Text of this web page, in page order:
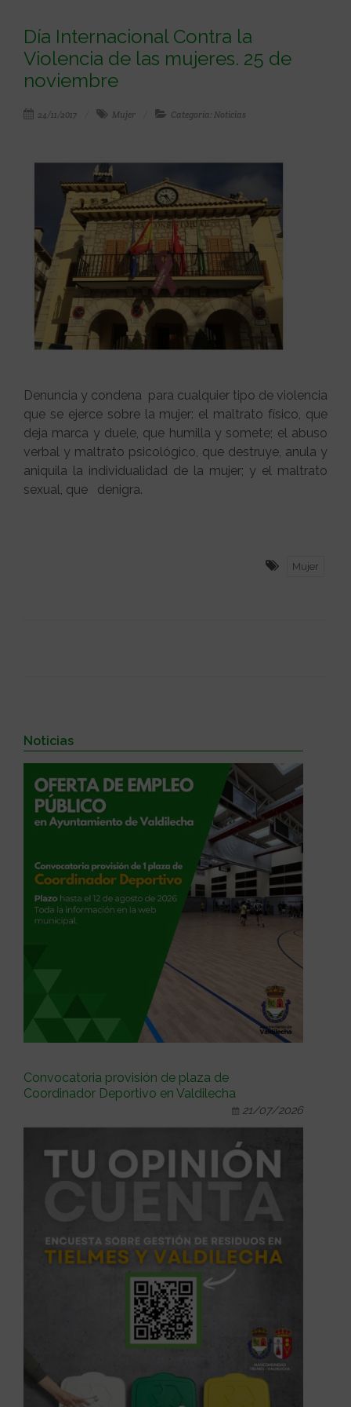
Día Internacional Contra la
Violencia de las mujeres. 25 de
noviembre
24/11/2017 Mujer Categoría: Noticias
Denuncia y condena para cualquier tipo de violencia
que se ejerce sobre la mujer: el maltrato físico, que
deja marca y duele, que humilla y somete; el abuso
verbal y maltrato psicológico, que destruye, anula y
aniquila la individualidad de la mujer; y el maltrato
sexual, que denigra.
Mujer
Noticias
Convocatoria provisión de plaza de
Coordinador Deportivo en Valdilecha
21/07/2026